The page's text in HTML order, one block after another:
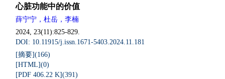
心脏功能中的价值
薛宁宁，杜岳，李楠
2024, 23(11):825-829.
DOI: 10.11915/j.issn.1671-5403.2024.11.181
[摘要](166)
[HTML](0)
[PDF 406.22 K](391)